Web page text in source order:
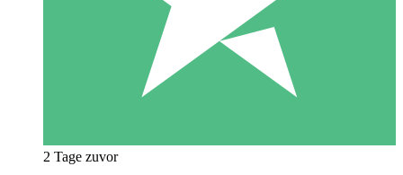
2 Tage zuvor